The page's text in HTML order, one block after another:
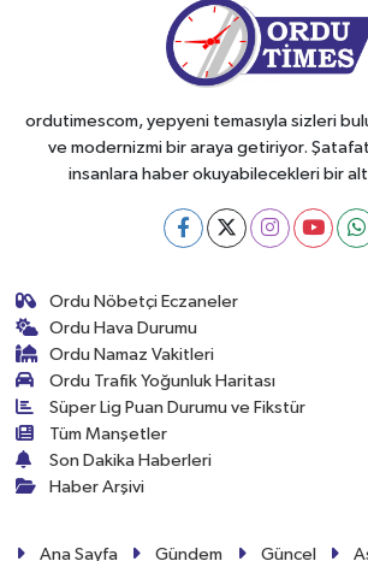
ordutimescom, yepyeni temasıyla sizleri
ve modernizmi bir araya getiriyor.
insanlara haber okuyabilecekleri bir
Ordu Nöbetçi Eczaneler
Ordu Hava Durumu
Ordu Namaz Vakitleri
Ordu Trafik Yoğunluk Haritası
Süper Lig Puan Durumu ve Fikstür
Tüm Manşetler
Son Dakika Haberleri
Haber Arşivi
Ana Sayfa Gündem Güncel